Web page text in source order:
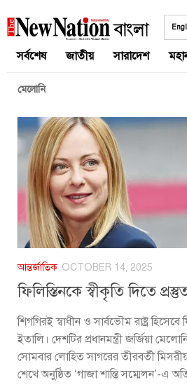
to
সর্বশেষ জাতীয় সারাদেশ
মেলোনি
আন্তর্জাতিক OCTOBER 14, 2025
ফিলিস্তিনকে স্বীকৃতি দিতে
শিগগিরই স্বাধীন ও সার্বভৌম রাষ্ট্র হিসেবে
ইতালি। দেশটির প্রধানমন্ত্রী জর্জিয়া
সোমবার লোহিত সাগরের তীরবর্তী
শেখে অনুষ্ঠিত ‘গাজা শান্তি সম্মেলন’-এ